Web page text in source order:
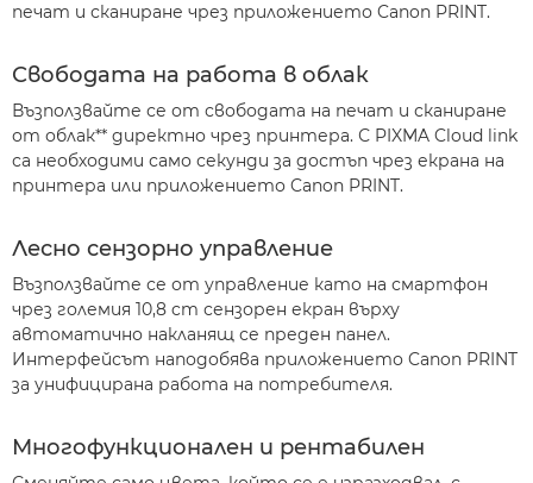
печат и сканиране чрез приложението Canon PRINT.
Свободата на работа в облак
Възползвайте се от свободата на печат и сканиране
от облак** директно чрез принтера. С PIXMA Cloud link
са необходими само секунди за достъп чрез екрана на
принтера или приложението Canon PRINT.
Лесно сензорно управление
Възползвайте се от управление като на смартфон
чрез големия 10,8 cm сензорен екран върху
автоматично накланящ се преден панел.
Интерфейсът наподобява приложението Canon PRINT
за унифицирана работа на потребителя.
Многофункционален и рентабилен